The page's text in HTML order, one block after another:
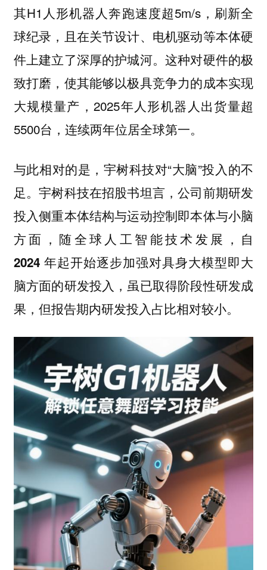
其H1人形机器人奔跑速度超5m/s，刷新全
球纪录，且在关节设计、电机驱动等本体硬
件上建立了深厚的护城河。这种对硬件的极
致打磨，使其能够以极具竞争力的成本实现
大规模量产，2025年人形机器人出货量超
5500台，连续两年位居全球第一。
与此相对的是，宇树科技对“大脑”投入的不
足。宇树科技在招股书坦言，公司前期研发
投入侧重本体结构与运动控制即本体与小脑
方面，随全球人工智能技术发展，自
2024 年起开始逐步加强对具身大模型即大
脑方面的研发投入，虽已取得阶段性研发成
果，但报告期内研发投入占比相对较小。